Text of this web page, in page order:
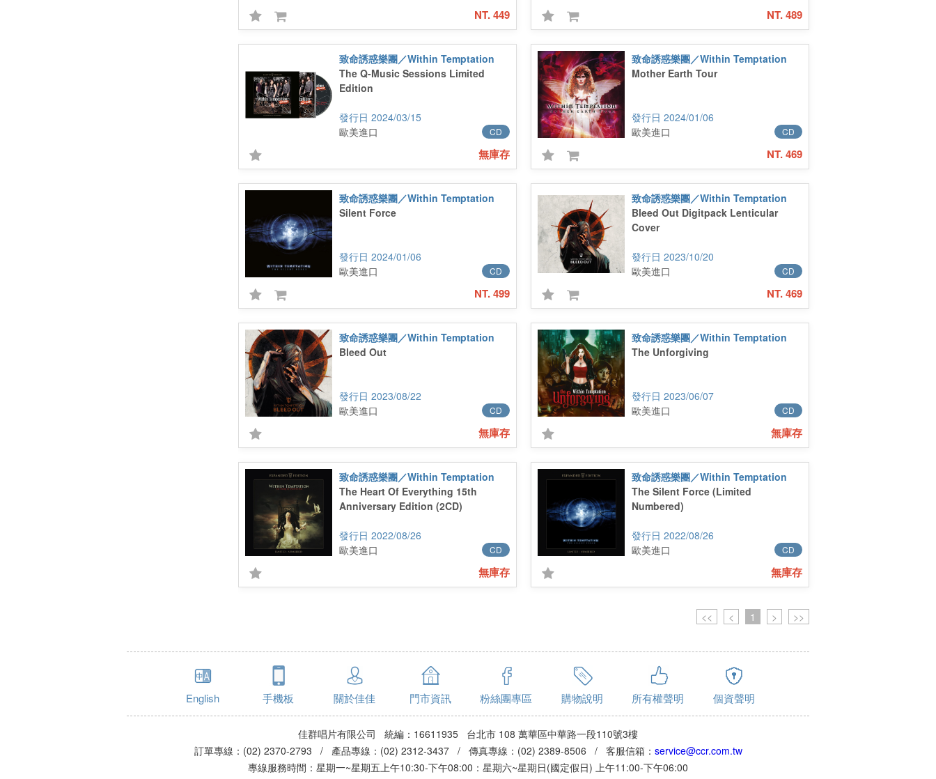
NT. 449 NT. 489
致命誘惑樂團／Within Temptation
The Q-Music Sessions Limited
Edition
2024/03/15
CD
歐美進口
無庫存
致命誘惑樂團／Within Temptation
Mother Earth Tour
2024/01/06
CD
歐美進口
NT. 469
致命誘惑樂團／Within Temptation
Silent Force
2024/01/06
CD
歐美進口
NT. 499
致命誘惑樂團／Within Temptation
Bleed Out Digitpack Lenticular
Cover
2023/10/20
CD
歐美進口
NT. 469
致命誘惑樂團／Within Temptation
Bleed Out
2023/08/22
CD
歐美進口
無庫存
致命誘惑樂團／Within Temptation
The Unforgiving
2023/06/07
CD
歐美進口
無庫存
致命誘惑樂團／Within Temptation
The Heart Of Everything 15th
Anniversary Edition (2CD)
2022/08/26
CD
歐美進口
無庫存
致命誘惑樂團／Within Temptation
The Silent Force (Limited
Numbered)
2022/08/26
CD
歐美進口
無庫存
<< < 1 > >>
English 手機板 關於佳佳 門市資訊 粉絲團專區 購物說明 所有權聲明 個資聲明
佳群唱片有限公司 統編：16611935 台北市 108 萬華區中華路一段110號3樓
訂單專線：(02) 2370-2793 / 產品專線：(02) 2312-3437 / 傳真專線：(02) 2389-8506 / 客服信箱： service@ccr.com.tw
專線服務時間：星期一~星期五上午10:30-下午08:00：星期六~星期日(國定假日) 上午11:00-下午06:00